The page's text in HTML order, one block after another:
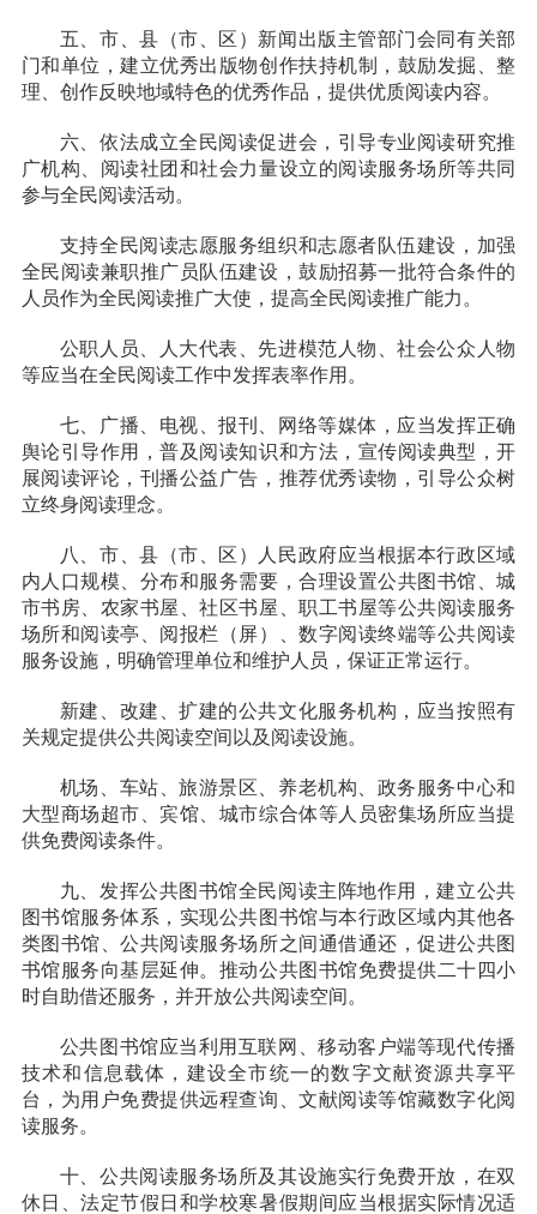
五、市、县（市、区）新闻出版主管部门会同有关部
门和单位，建立优秀出版物创作扶持机制，鼓励发掘、整
理、创作反映地域特色的优秀作品，提供优质阅读内容。
六、依法成立全民阅读促进会，引导专业阅读研究推
广机构、阅读社团和社会力量设立的阅读服务场所等共同
参与全民阅读活动。
支持全民阅读志愿服务组织和志愿者队伍建设，加强
全民阅读兼职推广员队伍建设，鼓励招募一批符合条件的
人员作为全民阅读推广大使，提高全民阅读推广能力。
公职人员、人大代表、先进模范人物、社会公众人物
等应当在全民阅读工作中发挥表率作用。
七、
广播、电视、报刊、网络等媒体，应当发挥正确
舆论引导作用，普及阅读知识和方法，宣传阅读典型，开
展阅读评论，刊播公益广告，推荐优秀读物，引导公众树
立终身阅读理念。
八、市、县（市、区）人民政府应当根据本行政区域
内人口规模、分布和服务需要，合理设置公共图书馆、城
市书房、农家书屋、社区书屋、职工书屋等公共阅读服务
场所和阅读亭、阅报栏（屏）、数字阅读终端等公共阅读
服务设施，明确管理单位和维护人员，保证正常运行。
新建、改建、扩建的公共文化服务机构，应当按照有
关规定提供公共阅读空间以及阅读设施。
机场、车站、旅游景区、养老机构、政务服务中心和
大型商场超市、宾馆、城市综合体等人员密集场所应当提
供免费阅读条件。
九、 发挥公共图书馆全民阅读主阵地作用，建立公共
图书馆服务体系，实现公共图书馆与本行政区域内其他各
类图书馆、公共阅读服务场所之间通借通还，促进公共图
书馆服务向基层延伸。推动公共图书馆免费提供二十四小
时自助借还服务，并开放公共阅读空间。
公共图书馆应当利用互联网、移动客户端等现代传播
技术和信息载体，建设全市统一的数字文献资源共享平
台，为用户免费提供远程查询、文献阅读等馆藏数字化阅
读服务。
十、公共阅读服务场所及其设施实行免费开放，在双
休日、法定节假日和学校寒暑假期间应当根据实际情况适